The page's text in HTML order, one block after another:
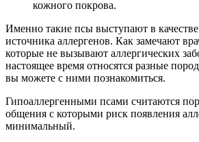
кожного покрова.
Именно такие псы выступают в
источника аллергенов. Как замечают
которые не вызывают аллергических
настоящее время относятся разные
вы можете с ними познакомиться.
Гипоаллергенными псами считаются
общения с которыми риск появления
минимальный.